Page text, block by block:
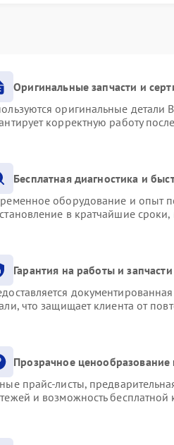
Оригинальные запчасти и
оригинальные
корректную работу
Бесплатная диагностика и
оборудование и опыт
в кратчайшие
Гарантия на работы и запчасти
что защищает клиента от
Прозрачное ценообразование
прайс-листы,
и возможность